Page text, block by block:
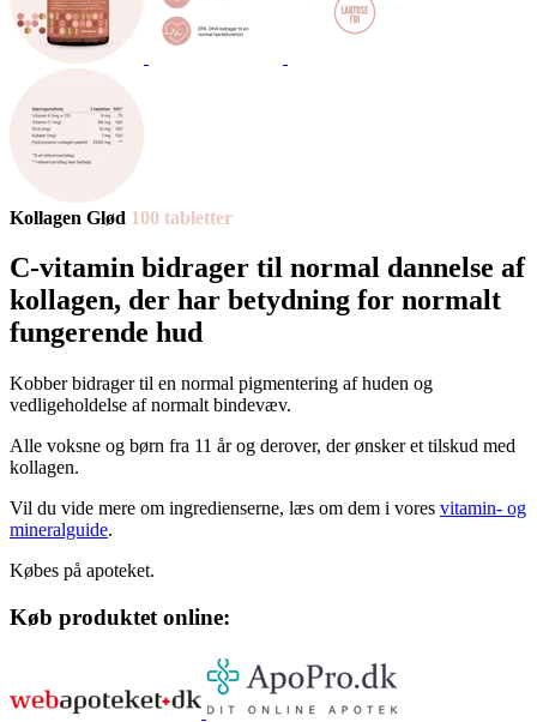
Kol­la­gen Glød 100 tab­let­ter
C-vita­min bidra­ger til nor­mal dan­nelse af
kol­la­gen, der har betyd­ning for nor­malt
fun­ge­rende hud
Kobber bidrager til en normal pigmentering af huden og
vedligeholdelse af normalt bindevæv.
Alle voksne og børn fra 11 år og derover, der ønsker et tilskud med
kollagen.
Vil du vide mere om ingredienserne, læs om dem i vores vitamin- og
mineralguide.
Købes på apoteket.
Køb produktet online: